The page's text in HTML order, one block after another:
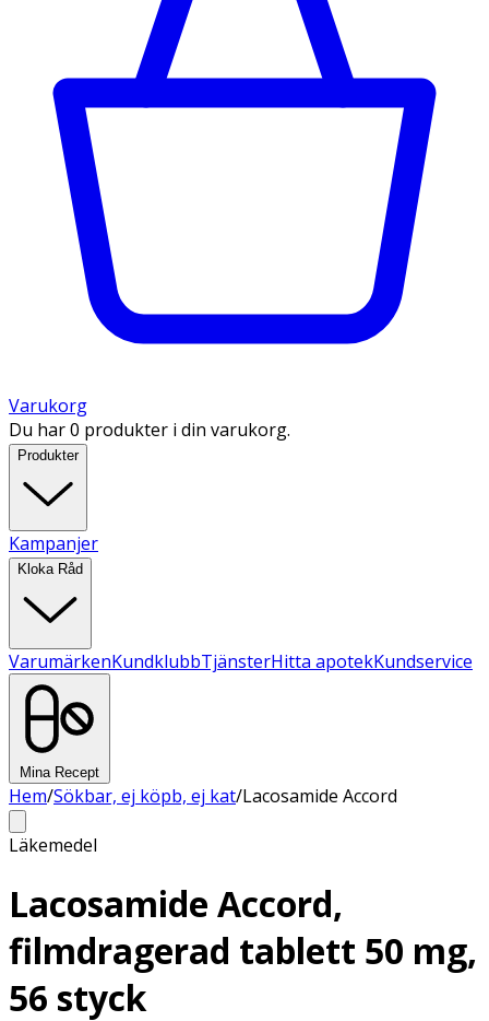
Varukorg
Du har 0 produkter i din varukorg.
Produkter
Kampanjer
Kloka Råd
VarumärkenKundklubbTjänsterHitta apotekKundservice
Mina Recept
Hem/Sökbar, ej köpb, ej kat/Lacosamide Accord
Läkemedel
Lacosamide Accord,
filmdragerad tablett 50 mg,
56 styck